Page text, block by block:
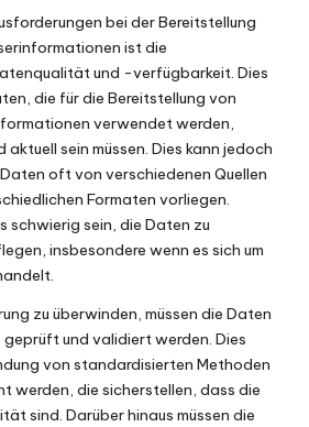
bei der Bereitstellung
ist die
und -verfügbarkeit. Dies
die für die Bereitstellung von
verwendet werden,
aktuell sein müssen. Dies kann jedoch
oft von verschiedenen Quellen
Formaten vorliegen.
schwierig sein, die Daten zu
insbesondere wenn es sich um
zu überwinden, müssen die Daten
und validiert werden. Dies
von standardisierten Methoden
werden, die sicherstellen, dass die
sind. Darüber hinaus müssen die